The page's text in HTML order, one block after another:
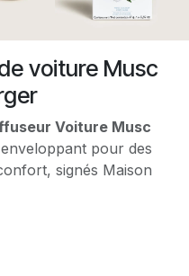
voiture Musc
Voiture Musc
pour des
signés Maison